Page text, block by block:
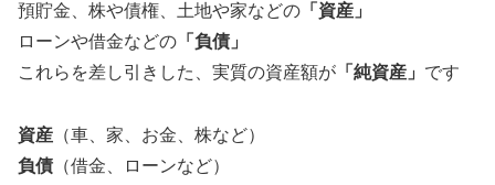
預貯金、株や債権、土地や家などの 「資産」
ローンや借金などの 「負債」
これらを差し引きした、実質の資産額が 「純資産」 です
資産 （車、家、お金、株など）
負債 （借金、ローンなど）